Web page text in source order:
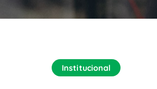
Institucional